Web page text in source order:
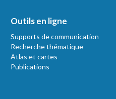
Outils en ligne
Supports de communication
Recherche thématique
Atlas et cartes
Publications